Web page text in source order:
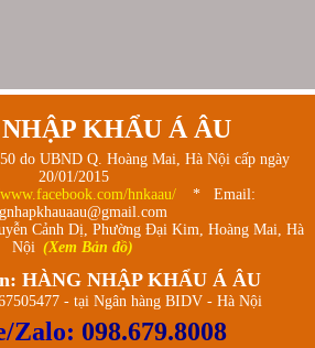
KHẨU Á ÂU
do UBND Q. Hoàng Mai, Hà Nội cấp ngày
20/01/2015
hnkaau/
* Email:
Cảnh Dị, Phường Đại Kim, Hoàng Mai, Hà
Nội (Xem Bản đồ)
HÀNG NHẬP KHẨU Á ÂU
- tại Ngân hàng BIDV - Hà Nội
Zalo: 098.679.8008